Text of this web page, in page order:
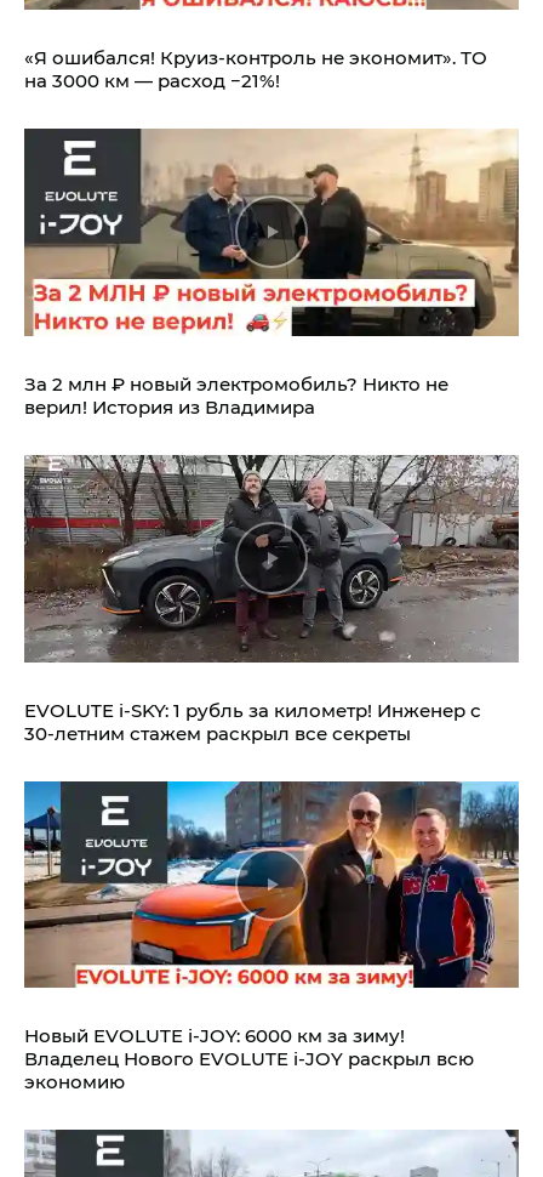
«Я ошибался! Круиз-контроль не экономит». ТО
на 3000 км — расход −21%!
За 2 млн ₽ новый электромобиль? Никто не
верил! История из Владимира
EVOLUTE i‑SKY: 1 рубль за километр! Инженер с
30-летним стажем раскрыл все секреты
Новый EVOLUTE i‑JOY: 6000 км за зиму!
Владелец Нового EVOLUTE i‑JOY раскрыл всю
экономию